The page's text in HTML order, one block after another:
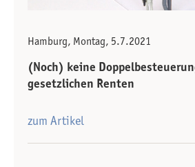
Hamburg, Montag, 5.7.2021
(Noch) keine
gesetzlichen Renten
zum Artikel